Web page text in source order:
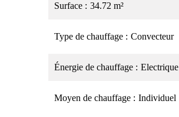
Surface 34.72 m²
Type de chauffage Convecteur
Énergie de chauffage Electrique
Moyen de chauffage Individuel